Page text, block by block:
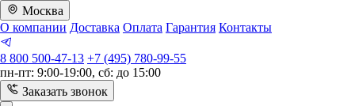
Москва
О компании Доставка Оплата Гарантия Контакты
8 800 500-47-13 +7 (495) 780-99-55
пн-пт: 9:00-19:00, сб: до 15:00
Заказать звонок